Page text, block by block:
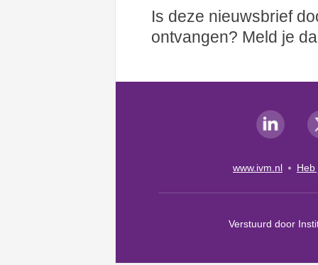
Is deze nieuwsbrief
ontvangen? Meld je
www.ivm.nl Heb
Verstuurd door